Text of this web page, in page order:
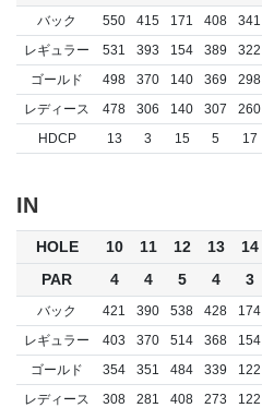
バック 550 415 171 408 341
レギュラー
531 393 154 389 322
ゴールド
498 370 140 369 298
レディース
478 306 140 307 260
HDCP
13 3 15 5 17
IN
HOLE 10 11 12 13 14
PAR
4 4 5 4 3
バック 421 390 538 428 174
レギュラー
403 370 514 368 154
ゴールド
354 351 484 339 122
レディース
308 281 408 273 122